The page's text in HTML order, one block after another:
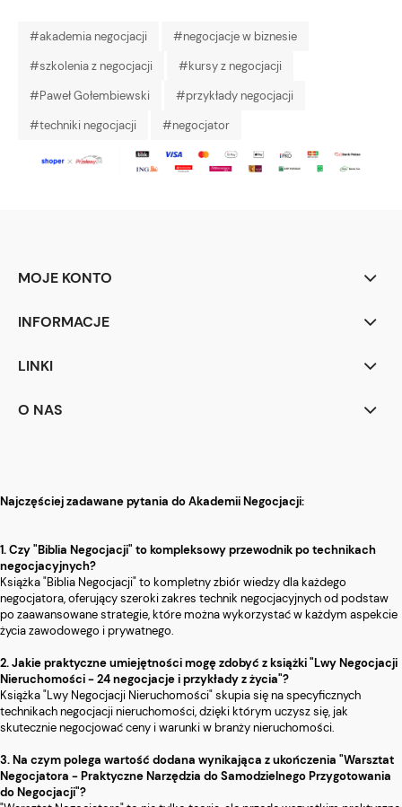
#akademia negocjacji
#negocjacje w biznesie
#szkolenia z negocjacji
#kursy z negocjacji
#Paweł Gołembiewski
#przykłady negocjacji
#techniki negocjacji
#negocjator
MOJE KONTO
INFORMACJE
LINKI
O NAS
Najczęściej zadawane pytania do Akademii Negocjacji:
1. Czy "Biblia Negocjacji" to kompleksowy przewodnik po technikach
negocjacyjnych?
Książka "Biblia Negocjacji" to kompletny zbiór wiedzy dla każdego
negocjatora, oferujący szeroki zakres technik negocjacyjnych od podstaw
po zaawansowane strategie, które można wykorzystać w każdym aspekcie
życia zawodowego i prywatnego.
2. Jakie praktyczne umiejętności mogę zdobyć z książki "Lwy Negocjacji
Nieruchomości - 24 negocjacje i przykłady z życia"?
Książka "Lwy Negocjacji Nieruchomości" skupia się na specyficznych
technikach negocjacji nieruchomości, dzięki którym uczysz się, jak
skutecznie negocjować ceny i warunki w branży nieruchomości.
3. Na czym polega wartość dodana wynikająca z ukończenia "Warsztat
Negocjatora - Praktyczne Narzędzia do Samodzielnego Przygotowania
do Negocjacji"?